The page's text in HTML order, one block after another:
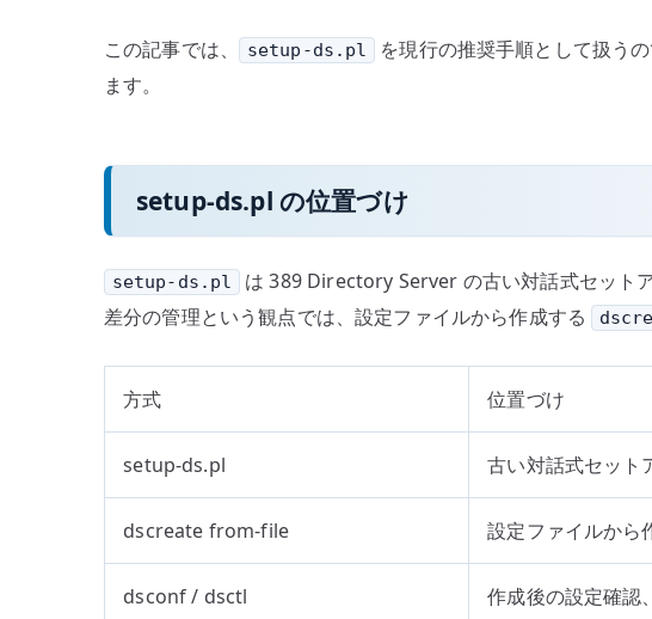
この記事では、 setup-ds.pl
を現行の推奨手順として扱う
ます。
setup-ds.pl の位置づけ
setup-ds.pl
は 389 Directory Server の古い対話式セット
差分の管理という観点では、設定ファイルから作成する
方式 位置づけ
setup-ds.pl 古い対話式セット
dscreate from-file 設定ファイルから
dsconf / dsctl 作成後の設定確認